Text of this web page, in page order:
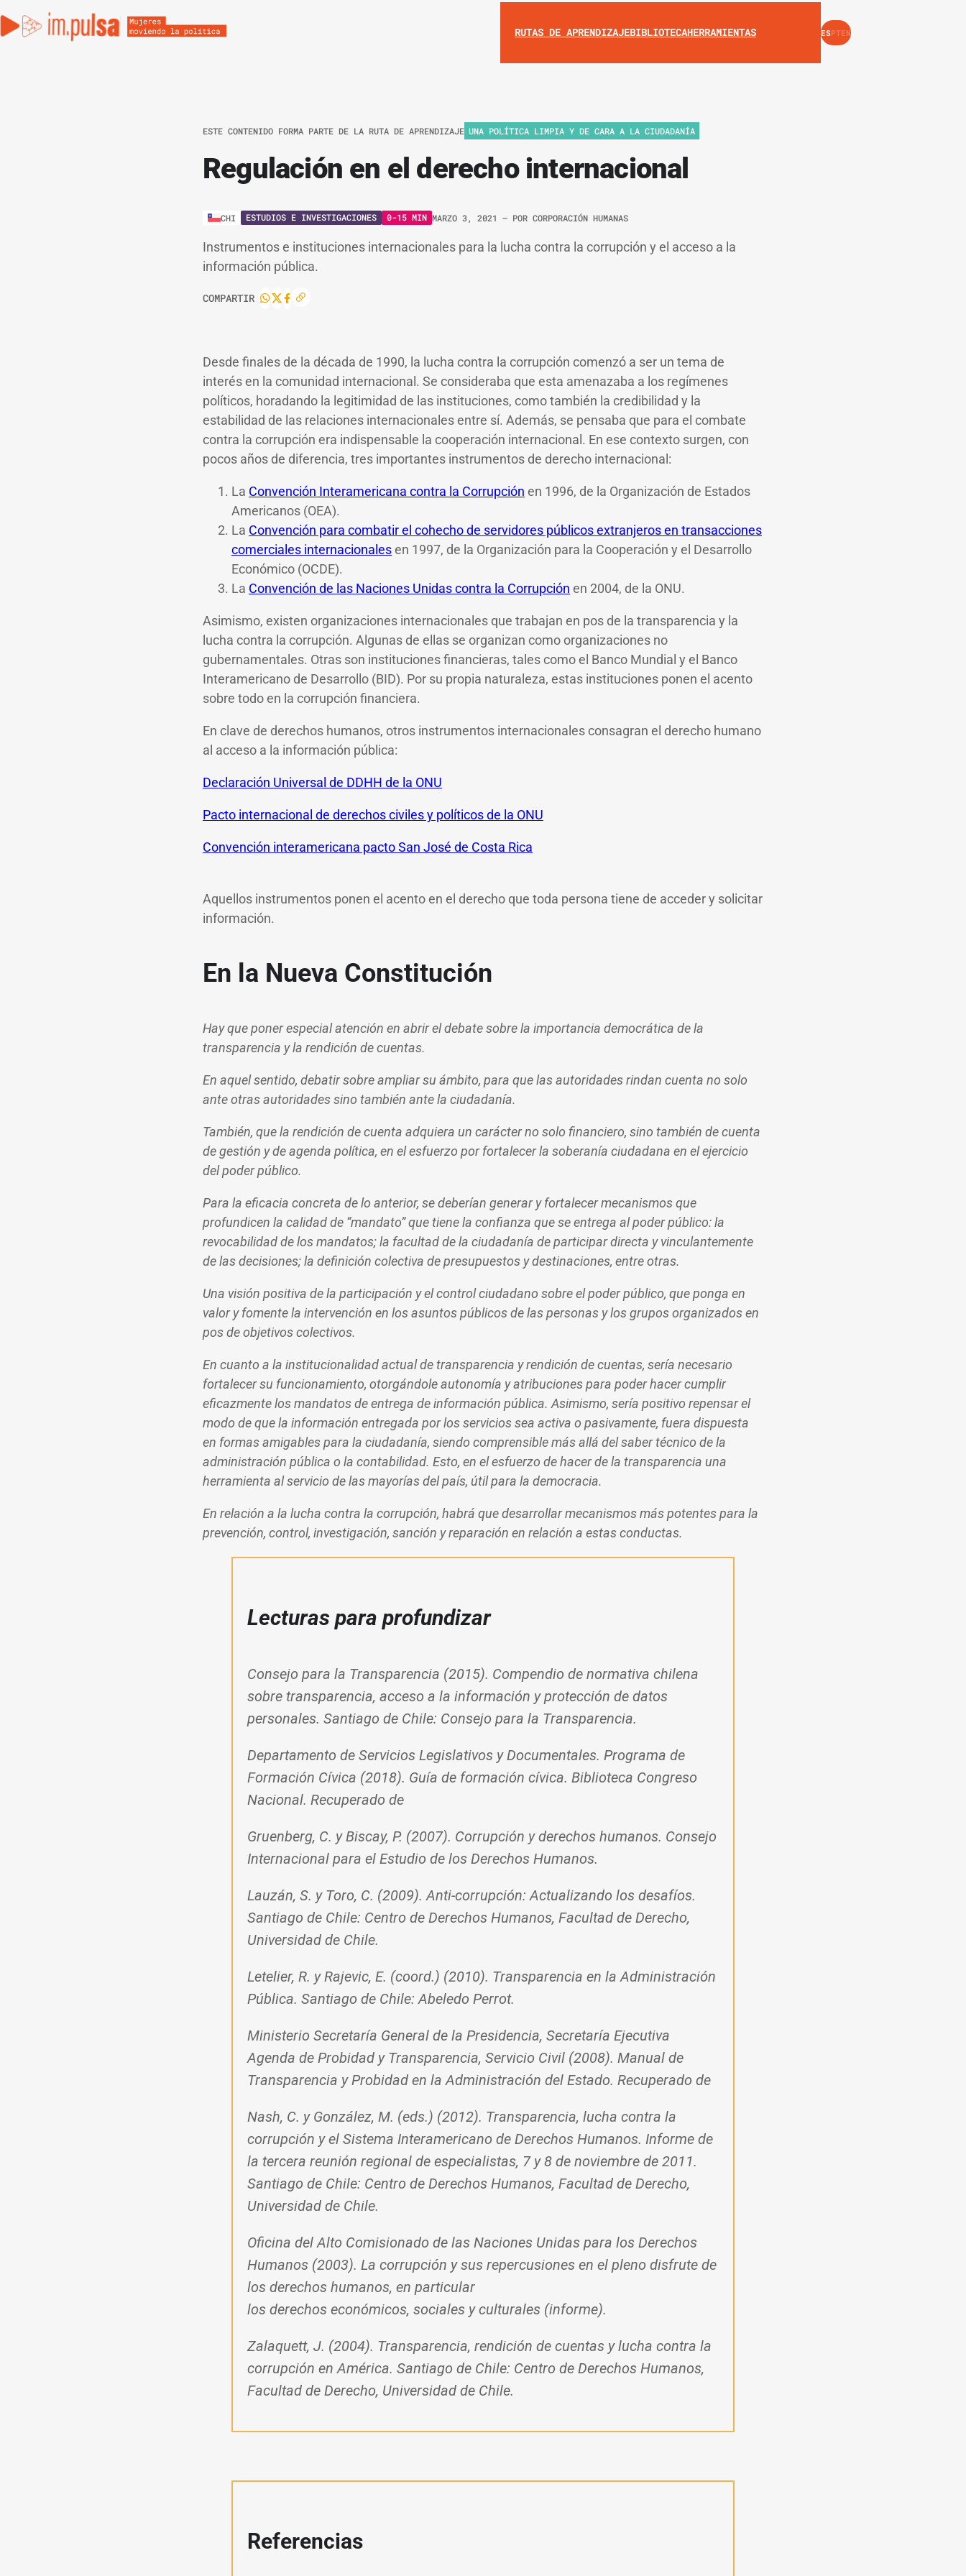
RUTAS DE APRENDIZAJEBIBLIOTECAHERRAMIENTAS INSTAGRAM
YOUTUBE
ESPTEN
ESTE CONTENIDO FORMA PARTE DE LA RUTA DE APRENDIZAJE UNA POLÍTICA LIMPIA Y DE CARA A LA CIUDADANÍA
Regulación en el derecho internacional
CHI ESTUDIOS E INVESTIGACIONES 0-15 MIN MARZO 3, 2021 – POR CORPORACIÓN HUMANAS
Instrumentos e instituciones internacionales para la lucha contra la corrupción y el acceso a la
información pública.
COMPARTIR
Desde finales de la década de 1990, la lucha contra la corrupción comenzó a ser un tema de
interés en la comunidad internacional. Se consideraba que esta amenazaba a los regímenes
políticos, horadando la legitimidad de las instituciones, como también la credibilidad y la
estabilidad de las relaciones internacionales entre sí. Además, se pensaba que para el combate
contra la corrupción era indispensable la cooperación internacional. En ese contexto surgen, con
pocos años de diferencia, tres importantes instrumentos de derecho internacional:
La Convención Interamericana contra la Corrupción en 1996, de la Organización de Estados
Americanos (OEA).
La Convención para combatir el cohecho de servidores públicos extranjeros en transacciones
comerciales internacionalesen 1997, de la Organización para la Cooperación y el Desarrollo
Económico (OCDE).
La Convención de las Naciones Unidas contra la Corrupción en 2004, de la ONU.
Asimismo, existen organizaciones internacionales que trabajan en pos de la transparencia y la
lucha contra la corrupción. Algunas de ellas se organizan como organizaciones no
gubernamentales. Otras son instituciones financieras, tales como el Banco Mundial y el Banco
Interamericano de Desarrollo (BID). Por su propia naturaleza, estas instituciones ponen el acento
sobre todo en la corrupción financiera.
En clave de derechos humanos, otros instrumentos internacionales consagran el derecho humano
al acceso a la información pública:
Declaración Universal de DDHH de la ONU
Pacto internacional de derechos civiles y políticos de la ONU
Convención interamericana pacto San José de Costa Rica
Aquellos instrumentos ponen el acento en el derecho que toda persona tiene de acceder y solicitar
información.
En la Nueva Constitución
Hay que poner especial atención en abrir el debate sobre la importancia democrática de la
transparencia y la rendición de cuentas.
En aquel sentido, debatir sobre ampliar su ámbito, para que las autoridades rindan cuenta no solo
ante otras autoridades sino también ante la ciudadanía.
También, que la rendición de cuenta adquiera un carácter no solo financiero, sino también de cuenta
de gestión y de agenda política, en el esfuerzo por fortalecer la soberanía ciudadana en el ejercicio
del poder público.
Para la eficacia concreta de lo anterior, se deberían generar y fortalecer mecanismos que
profundicen la calidad de “mandato” que tiene la confianza que se entrega al poder público: la
revocabilidad de los mandatos; la facultad de la ciudadanía de participar directa y vinculantemente
de las decisiones; la definición colectiva de presupuestos y destinaciones, entre otras.
Una visión positiva de la participación y el control ciudadano sobre el poder público, que ponga en
valor y fomente la intervención en los asuntos públicos de las personas y los grupos organizados en
pos de objetivos colectivos.
En cuanto a la institucionalidad actual de transparencia y rendición de cuentas, sería necesario
fortalecer su funcionamiento, otorgándole autonomía y atribuciones para poder hacer cumplir
eficazmente los mandatos de entrega de información pública. Asimismo, sería positivo repensar el
modo de que la información entregada por los servicios sea activa o pasivamente, fuera dispuesta
en formas amigables para la ciudadanía, siendo comprensible más allá del saber técnico de la
administración pública o la contabilidad. Esto, en el esfuerzo de hacer de la transparencia una
herramienta al servicio de las mayorías del país, útil para la democracia.
En relación a la lucha contra la corrupción, habrá que desarrollar mecanismos más potentes para la
prevención, control, investigación, sanción y reparación en relación a estas conductas.
Lecturas para profundizar
Consejo para la Transparencia (2015). Compendio de normativa chilena
sobre transparencia, acceso a la información y protección de datos
personales. Santiago de Chile: Consejo para la Transparencia.
Departamento de Servicios Legislativos y Documentales. Programa de
Formación Cívica (2018). Guía de formación cívica. Biblioteca Congreso
Nacional. Recuperado de
Gruenberg, C. y Biscay, P. (2007). Corrupción y derechos humanos. Consejo
Internacional para el Estudio de los Derechos Humanos.
Lauzán, S. y Toro, C. (2009). Anti-corrupción: Actualizando los desafíos.
Santiago de Chile: Centro de Derechos Humanos, Facultad de Derecho,
Universidad de Chile.
Letelier, R. y Rajevic, E. (coord.) (2010). Transparencia en la Administración
Pública. Santiago de Chile: Abeledo Perrot.
Ministerio Secretaría General de la Presidencia, Secretaría Ejecutiva
Agenda de Probidad y Transparencia, Servicio Civil (2008). Manual de
Transparencia y Probidad en la Administración del Estado. Recuperado de
Nash, C. y González, M. (eds.) (2012). Transparencia, lucha contra la
corrupción y el Sistema Interamericano de Derechos Humanos. Informe de
la tercera reunión regional de especialistas, 7 y 8 de noviembre de 2011.
Santiago de Chile: Centro de Derechos Humanos, Facultad de Derecho,
Universidad de Chile.
Oficina del Alto Comisionado de las Naciones Unidas para los Derechos
Humanos (2003). La corrupción y sus repercusiones en el pleno disfrute de
los derechos humanos, en particular
los derechos económicos, sociales y culturales (informe).
Zalaquett, J. (2004). Transparencia, rendición de cuentas y lucha contra la
corrupción en América. Santiago de Chile: Centro de Derechos Humanos,
Facultad de Derecho, Universidad de Chile.
Referencias